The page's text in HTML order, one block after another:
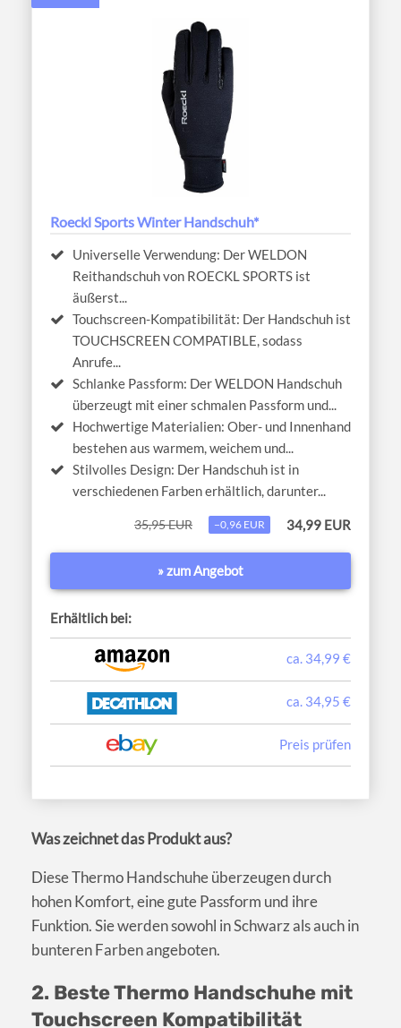
Roeckl Sports Winter Handschuh*
Universelle Verwendung: Der WELDON
Reithandschuh von ROECKL SPORTS ist
äußerst...
Touchscreen-Kompatibilität: Der Handschuh ist
TOUCHSCREEN COMPATIBLE, sodass
Anrufe...
Schlanke Passform: Der WELDON Handschuh
überzeugt mit einer schmalen Passform und...
Hochwertige Materialien: Ober- und Innenhand
bestehen aus warmem, weichem und...
Stilvolles Design: Der Handschuh ist in
verschiedenen Farben erhältlich, darunter...
35,95 EUR −0,96 EUR 34,99 EUR
» zum Angebot
Erhältlich bei:
ca. 34,99 €
ca. 34,95 €
Preis prüfen
Was zeichnet das Produkt aus?
Diese Thermo Handschuhe überzeugen durch
hohen Komfort, eine gute Passform und ihre
Funktion. Sie werden sowohl in Schwarz als auch in
bunteren Farben angeboten.
2. Beste Thermo Handschuhe mit
Touchscreen Kompatibilität